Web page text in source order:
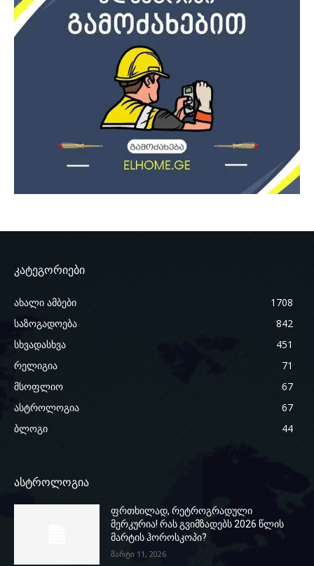
კატეგორიები
ახალი ამბები
1708
საზოგადოება
842
სხვადასხვა
451
რელიგია
71
მსოფლიო
67
ასტროლოგია
67
ბლოგი
44
ასტროლოგია
ფრთხილად, რეტროგრადული
მერკურია! რას გვიმზადებს 2026 წლის
მარტის ჰოროსკოპი?
მარტი 11, 2026